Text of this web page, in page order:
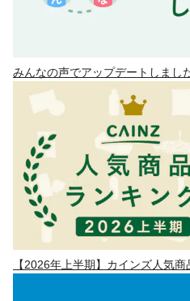
みんなの声でアップデートしまし
【2026年上半期】カインズ人気